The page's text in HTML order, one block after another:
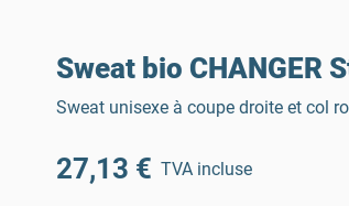
Sweat bio CHANGER
Sweat unisexe à coupe droite et col
27,13 € TVA incluse